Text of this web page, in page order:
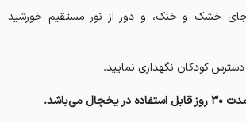
جای خشک و خنک، و دور از نور مستقیم خورشید
دسترس کودکان نگهداری نمایید.
می‌باشد.